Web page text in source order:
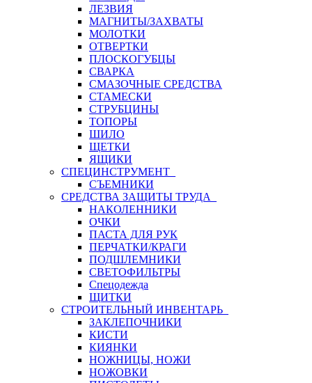
ЛЕЗВИЯ
МАГНИТЫ/ЗАХВАТЫ
МОЛОТКИ
ОТВЕРТКИ
ПЛОСКОГУБЦЫ
СВАРКА
СМАЗОЧНЫЕ СРЕДСТВА
СТАМЕСКИ
СТРУБЦИНЫ
ТОПОРЫ
ШИЛО
ЩЕТКИ
ЯЩИКИ
СПЕЦИНСТРУМЕНТ
СЪЕМНИКИ
СРЕДСТВА ЗАЩИТЫ ТРУДА
НАКОЛЕННИКИ
ОЧКИ
ПАСТА ДЛЯ РУК
ПЕРЧАТКИ/КРАГИ
ПОДШЛЕМНИКИ
СВЕТОФИЛЬТРЫ
Спецодежда
ЩИТКИ
СТРОИТЕЛЬНЫЙ ИНВЕНТАРЬ
ЗАКЛЕПОЧНИКИ
КИСТИ
КИЯНКИ
НОЖНИЦЫ, НОЖИ
НОЖОВКИ